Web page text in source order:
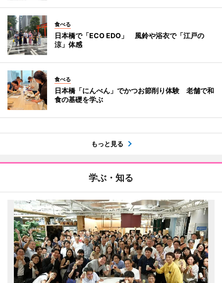
食べる
日本橋で「ECO EDO」 風鈴や浴衣で「江戸の
涼」体感
食べる
日本橋「にんべん」でかつお節削り体験 老舗で和
食の基礎を学ぶ
もっと見る
学ぶ・知る